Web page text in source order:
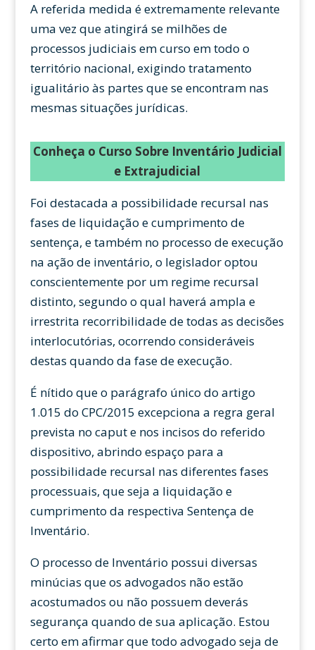
A referida medida é extremamente relevante
uma vez que atingirá se milhões de
processos judiciais em curso em todo o
território nacional, exigindo tratamento
igualitário às partes que se encontram nas
mesmas situações jurídicas.
Conheça o Curso Sobre Inventário Judicial
e Extrajudicial
Foi destacada a possibilidade recursal nas
fases de liquidação e cumprimento de
sentença, e também no processo de execução
na ação de inventário, o legislador optou
conscientemente por um regime recursal
distinto, segundo o qual haverá ampla e
irrestrita recorribilidade de todas as decisões
interlocutórias, ocorrendo consideráveis
destas quando da fase de execução.
É nítido que o parágrafo único do artigo
1.015 do CPC/2015 excepciona a regra geral
prevista no caput e nos incisos do referido
dispositivo, abrindo espaço para a
possibilidade recursal nas diferentes fases
processuais, que seja a liquidação e
cumprimento da respectiva Sentença de
Inventário.
O processo de Inventário possui diversas
minúcias que os advogados não estão
acostumados ou não possuem deverás
segurança quando de sua aplicação. Estou
certo em afirmar que todo advogado seja de